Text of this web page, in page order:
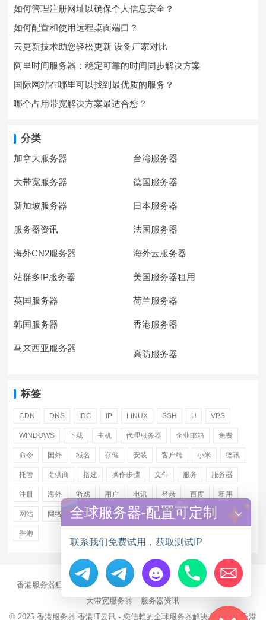
如何管理注册网址以确保个人信息安全？
如何配置和使用远程桌面端口？
云更新技术助您轻松更新 设备厂家对比
阿里时间服务器：稳定可靠的时间同步解决方案
国际网站在哪里可以找到最优质的服务？
哪个占用带宽解决方案最适合您？
分类
加拿大服务器 台湾服务器
大带宽服务器 德国服务器
新加坡服务器 日本服务器
服务器资讯 法国服务器
海外CN2服务器 海外云服务器
站群多IP服务器 美国服务器租用
英国服务器 荷兰服务器
韩国服务器 香港服务器
马来西亚服务器
高防服务器
标签
CDN DNS IDC IP LINUX SSH U VPS
WINDOWS 下载 主机 代理服务器 企业邮箱 免费
命令 国外 域名 存储 安装 客户端 小米 德讯
托管 提供商 搭建 操作步骤 文件 服务 服务器
注册 海外 游戏 用户 电讯 登录 百度 租用
网站 网络 腾讯 虚拟主机 证书 配置 阿里
香港
香港服务器租用 海外CN2服务器 站群多IP服务器
海外云服务器
大带宽服务器
服务器资讯
© 2025 香港服务器 香港IT云讯 - 您信赖的全球服务器解决方案伙伴 香港
Hide chaty
全球服务器-配置可定制
联系我们免费试用，获取测试IP